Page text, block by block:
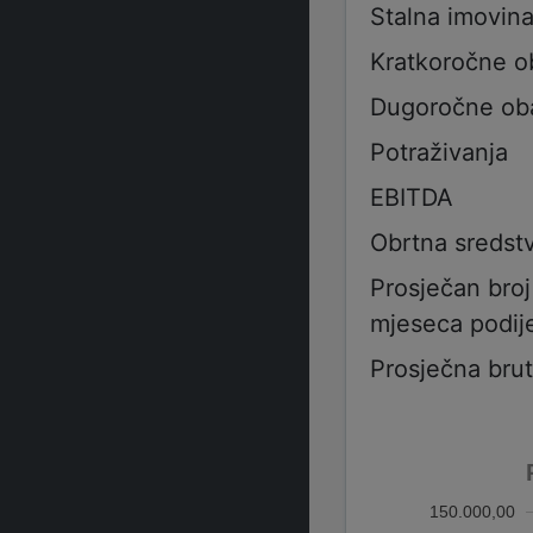
Stalna imovina
Kratkoročne
Dugoročne
Potraživanja
EBITDA
Obrtna
Prosječan
mjeseca
Prosječna
150.000,00